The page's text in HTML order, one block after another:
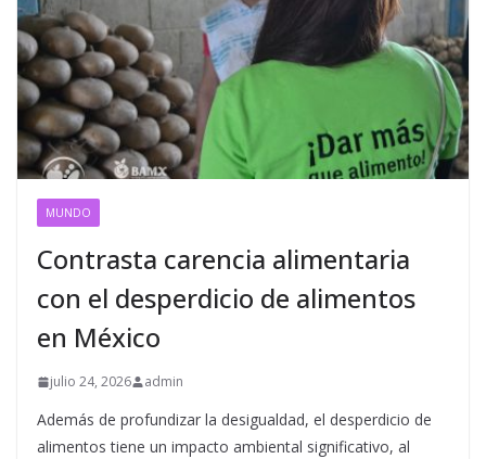
MUNDO
Contrasta carencia alimentaria
con el desperdicio de alimentos
en México
julio 24, 2026 admin
Además de profundizar la desigualdad, el desperdicio de
alimentos tiene un impacto ambiental significativo, al